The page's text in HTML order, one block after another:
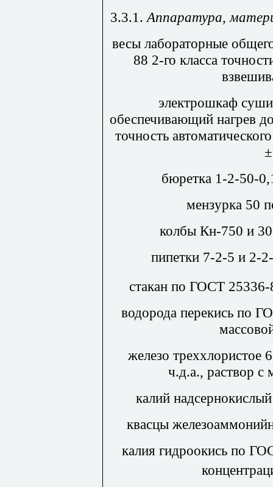
3.3.1.Аппаратура,
весы лабораторные
88 2-го класса
электрошкаф
обеспечивающий нагрев
точность
бюретка 1-2-50-
мензурка 50
колбы Кн-750 и
пипетки 7-2-5 и 2-
стакан по ГОСТ
водорода перекись по
железо
ч.д.а., раствор с
калий
квасцы
калия гидроокись по